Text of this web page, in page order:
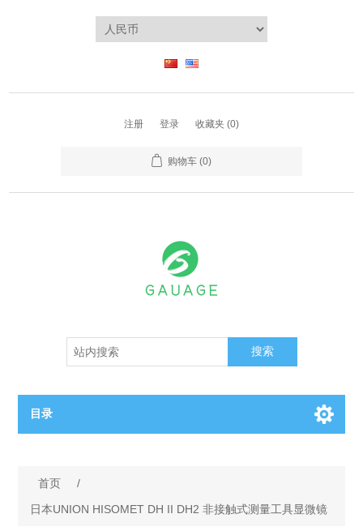
注册 登录 收藏夹 (0)
购物车 (0)
搜索
目录
OCT MZI干涉仪
BC电池解决方案
首页
/
日本UNION HISOMET DH II DH2 非接触式测量工具显微镜